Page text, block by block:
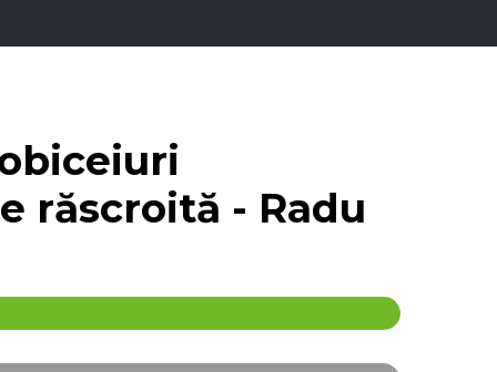
răscroită - Radu